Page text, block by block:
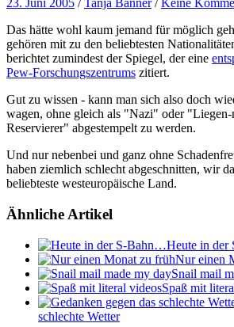
23. Juni 2005 /Tanja Banner /Keine
Das hätte wohl kaum jemand für möglich
gehören mit zu den beliebtesten
berichtet zumindest der Spiegel, der eine
Pew-Forschungszentrums zitiert.
Gut zu wissen - kann man sich also doch
wagen, ohne gleich als "Nazi" oder
Reservierer" abgestempelt zu werden.
Und nur nebenbei und ganz ohne
haben ziemlich schlecht abgeschnitten, wir
beliebteste westeuropäische Land.
Ähnliche Artikel
Heute in
Nur einen
Snail mail
Spaß mit
schlechte Wetter